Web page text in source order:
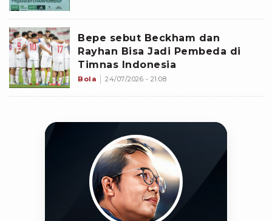
Bepe sebut Beckham dan
Rayhan Bisa Jadi Pembeda di
Timnas Indonesia
Bola 24/07/2026 - 21:08